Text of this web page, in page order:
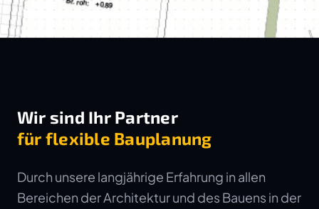
Wir sind Ihr Partner
für flexible Bauplanung
Durch unsere langjährige Erfahrung in allen
Bereichen der Architektur und des Bauens in der